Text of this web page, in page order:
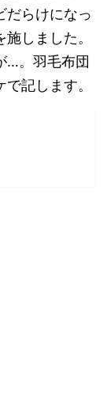
だらけになっ
しました。
…。羽毛布団
記します。